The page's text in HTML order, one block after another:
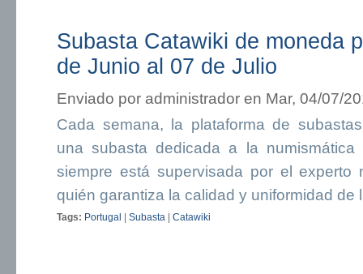
Subasta Catawiki de moneda
de Junio al 07 de Julio
Enviado por administrador en Mar, 04/07/
Cada semana, la plataforma de
una subasta dedicada a la numismática
siempre está supervisada por el experto
quién garantiza la calidad y uniformidad de
Tags: Portugal Subasta Catawiki